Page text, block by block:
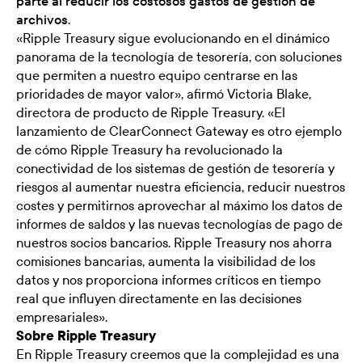
archivos.
«Ripple Treasury sigue evolucionando en el dinámico
panorama de la tecnología de tesorería, con soluciones
que permiten a nuestro equipo centrarse en las
prioridades de mayor valor», afirmó Victoria Blake,
directora de producto de Ripple Treasury. «El
lanzamiento de ClearConnect Gateway es otro ejemplo
de cómo Ripple Treasury ha revolucionado la
conectividad de los sistemas de gestión de tesorería y
riesgos al aumentar nuestra eficiencia, reducir nuestros
costes y permitirnos aprovechar al máximo los datos de
informes de saldos y las nuevas tecnologías de pago de
nuestros socios bancarios. Ripple Treasury nos ahorra
comisiones bancarias, aumenta la visibilidad de los
datos y nos proporciona informes críticos en tiempo
real que influyen directamente en las decisiones
empresariales».
Sobre Ripple Treasury
En Ripple Treasury creemos que la complejidad es una